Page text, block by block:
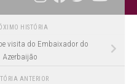
HISTÓRIA
visita do Embaixador do
Azerbaijão
ANTERIOR